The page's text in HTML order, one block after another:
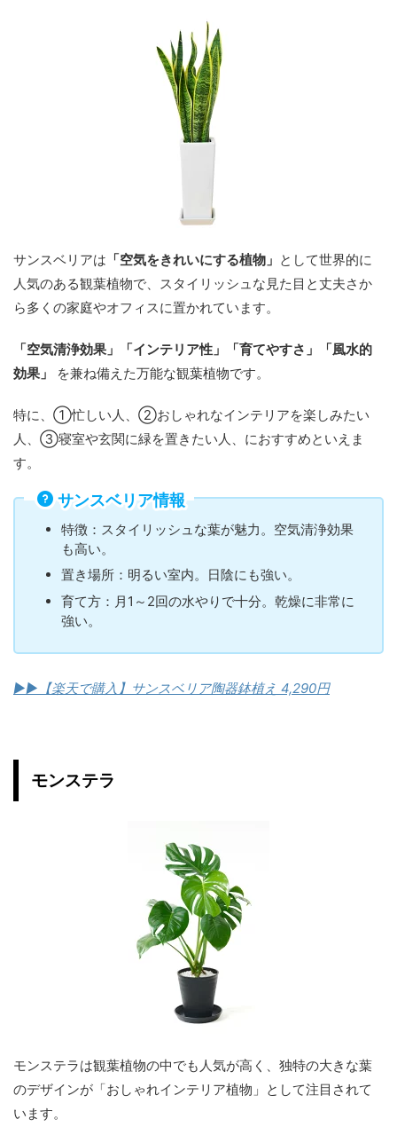
サンスベリアは 「空気をきれいにする植物」 として世界的に
人気のある観葉植物で、スタイリッシュな見た目と丈夫さか
ら多くの家庭やオフィスに置かれています。
「空気清浄効果」「インテリア性」「育てやすさ」「風水的
効果」
を兼ね備えた万能な観葉植物です。
特に、①忙しい人、②おしゃれなインテリアを楽しみたい
人、③寝室や玄関に緑を置きたい人、におすすめといえま
す。
サンスベリア情報
特徴：スタイリッシュな葉が魅力。空気清浄効果
も高い。
置き場所：明るい室内。日陰にも強い。
育て方：月1～2回の水やりで十分。乾燥に非常に
強い。
▶︎▶︎ 【楽天で購入】サンスベリア陶器鉢植え 4,290円
モンステラ
モンステラは観葉植物の中でも人気が高く、独特の大きな葉
のデザインが「おしゃれインテリア植物」として注目されて
います。